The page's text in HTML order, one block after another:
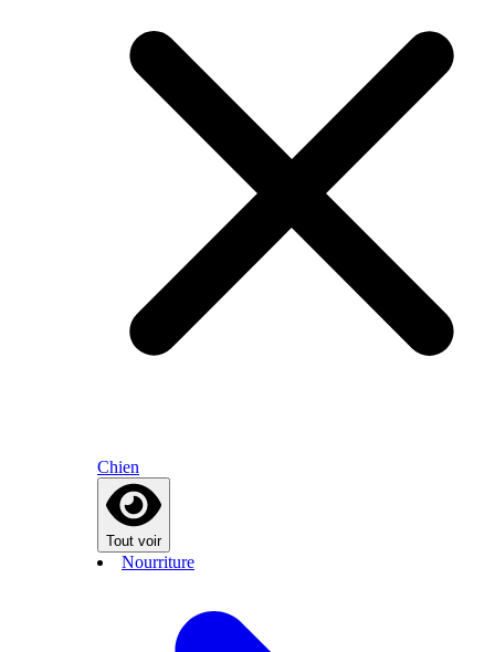
Chien
Tout voir
Nourriture